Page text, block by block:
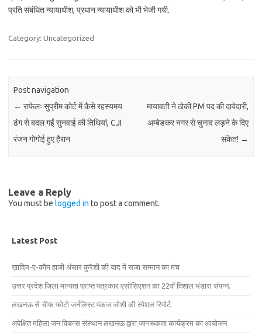
प्रति संबंधित न्यायाधीश, प्रधान न्यायाधीश को भी भेजी गयी.
Category: Uncategorized
Post navigation
← राफेलः सुप्रीम कोर्ट में कैसे रहस्यमय
ढंग से बदल गईं सुनवाई की तिथियां, CJI
रंजन गोगोई हुए हैरान
मायावती ने ठोकी PM पद की दावेदारी,
अम्बेडकर नगर से चुनाव लड़ने के दिए
संकेत! →
Leave a Reply
You must be logged in to post a comment.
Latest Post
ख़ादिम-ए-क़ौम हाजी अंसार कुरैशी की याद में सजा सम्मान का मंच
उत्तर प्रदेश जिला मान्यता प्राप्त पत्रकार एसोसिएशन का 22वाँ विशाल भंडारा संपन्न.
लखनऊ से चीफ फोटो जर्नलिस्ट पंकज जोशी की स्पेशल रिपोर्ट
अपेक्षित महिला जन विकास संस्थान लखनऊ द्वारा जागरूकता कार्यक्रम का आयोजन